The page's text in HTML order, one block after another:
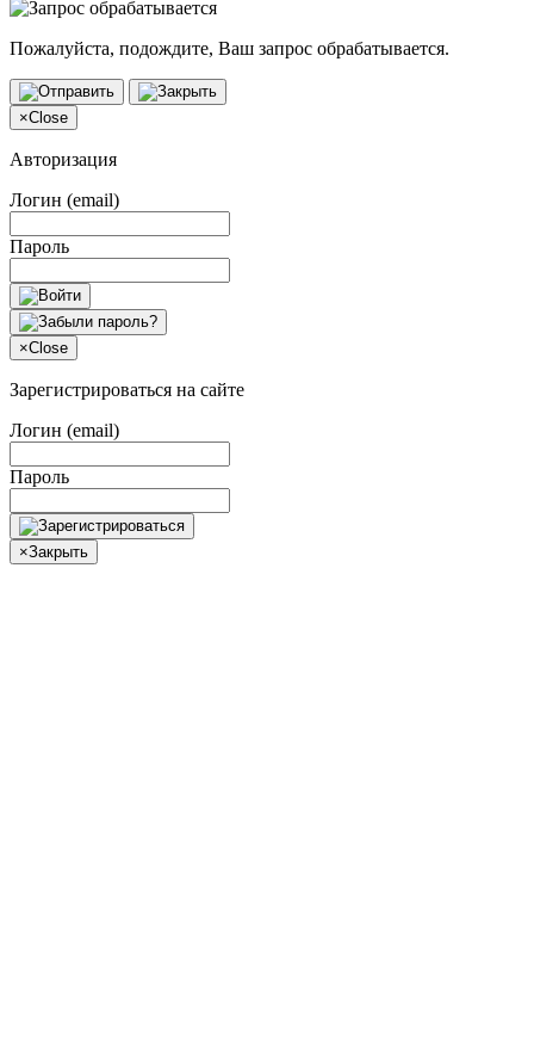
Пожалуйста, подождите, Ваш запрос обрабатывается.
×Close
Авторизация
Логин (email)
Пароль
×Close
Зарегистрироваться на сайте
Логин (email)
Пароль
×Закрыть